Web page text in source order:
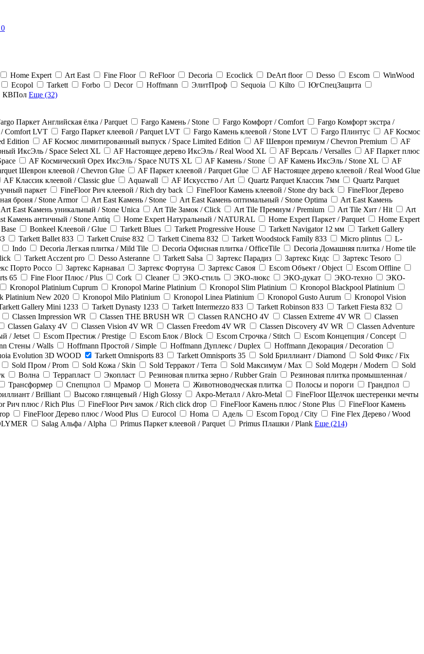
0
Home Expert Art East Fine Floor ReFloor Decoria Ecoclick DeArt floor Desso Escom
WinWood
Ecopol Tarkett Forbo Decor Hoffmann ЭлитПроф Sequoia Kilto
ЮгСпецЗащита
КВПол Еще (32)
Паркет Английская ёлка / Parquet Fargo Камень / Stone Fargo Комфорт / Comfort
Fargo Комфорт экстра /
/ Comfort LVT Fargo Паркет клеевой / Parquet LVT Fargo Камень клеевой / Stone LVT Fargo Плинтус
AF Космос
Edition
AF Космос лимитированный выпуск / Space Limited Edition AF Шеврон премиум / Chevron Premium
AF
ИксЭль / Space Select XL AF Настоящее дерево ИксЭль / Real Wood XL AF Версаль / Versalles
AF Паркет плюс
AF Космический Орех ИксЭль / Space NUTS XL AF Камень / Stone AF Камень ИксЭль / Stone XL
AF
Шеврон клеевой / Chevron Glue AF Паркет клеевой / Parquet Glue
AF Настоящее дерево клеевой / Real Wood Glue
AF Классик клеевой / Classic glue Aquawall AF Искусство / Art Quartz Parquet Классик 7мм
Quartz Parquet
паркет FineFloor Рич клеевой / Rich dry back FineFloor Камень клеевой / Stone dry back
FineFloor Дерево
броня / Stone Armor Art East Камень / Stone Art East Камень оптимальный / Stone Optima
Art East Камень
Art East Камень уникальный / Stone Unica Art Tile Замок / Click Art Tile Премиум / Premium Art Tile Хит / Hit
Art
Камень античный / Stone Antiq Home Expert Натуральный / NATURAL Home Expert Паркет / Parquet
Home Expert
Bonkeel Клеевой / Glue Tarkett Blues Tarkett Progressive House Tarkett Navigator 12 мм
Tarkett Gallery
Tarkett Ballet 833 Tarkett Cruise 832 Tarkett Cinema 832 Tarkett Woodstock Family 833 Micro plintus
L-
Indo Decoria Легкая плитка / Mild Tile Decoria Офисная плитка / OfficeTile
Decoria Домашняя плитка / Home tile
Tarkett Acczent pro Desso Asteranne Tarkett Salsa Зартекс Парадиз Зартекс Кидс
Зартекс Tesoro
Порто Россо Зартекс Карнавал Зартекс Фортуна Зартекс Савоя Escom Объект / Object
Escom Offline
65 Fine Floor Плюс / Plus Cork Cleaner ЭКО-стиль ЭКО-люкс ЭКО-дукат ЭКО-техно
ЭКО-
Kronopol Platinium Cuprum Kronopol Marine Platinium Kronopol Slim Platinium
Kronopol Blackpool Platinium
Platinium New 2020 Kronopol Milo Platinium Kronopol Linea Platinium Kronopol Gusto Aurum
Kronopol Vision
Gallery Mini 1233 Tarkett Dynasty 1233 Tarkett Intermezzo 833 Tarkett Robinson 833
Tarkett Fiesta 832
Classen Impression WR Classen THE BRUSH WR Classen RANCHO 4V Classen Extreme 4V WR
Classen
Classen Galaxy 4V Classen Vision 4V WR Classen Freedom 4V WR Classen Discovery 4V WR
Classen Adventure
/ Jetset Escom Престиж / Prestige Escom Блок / Block Escom Строчка / Stitch
Escom Концепция / Concept
Стены / Walls Hoffmann Простой / Simple Hoffmann Дуплекс / Duplex
Hoffmann Декорация / Decoration
Evolution 3D WOOD Tarkett Omnisports 83 Tarkett Omnisports 35 Sold Бриллиант / Diamond
Sold Фикс / Fix
Sold Пром / Prom Sold Кожа / Skin Sold Терракот / Terra Sold Максимум / Max Sold Модерн / Modern
Sold
Волна Террапласт Экопласт Резиновая плитка зерно / Rubber Grain
Резиновая плитка промышленная /
Трансформер Спепцпол Мрамор Монета Животноводческая плитка Полосы и пороги
Грандпол
/ Brilliant Высоко глянцевый / High Glossy Акро-Металл / Akro-Metal
FineFloor Щелчок шестеренки мечты
Рич плюс / Rich Plus FineFloor Рич замок / Rich click drop FineFloor Камень плюс / Stone Plus
FineFloor Камень
FineFloor Дерево плюс / Wood Plus Eurocol Homa Адель Escom Город / City
Fine Flex Дерево / Wood
Salag Альфа / Alpha Primus Паркет клеевой / Parquet Primus Плашки / Plank Еще (214)